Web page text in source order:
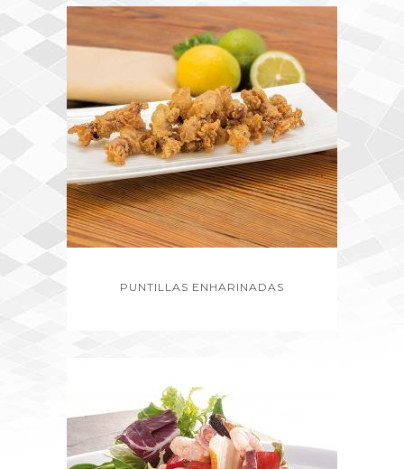
PUNTILLAS ENHARINADAS